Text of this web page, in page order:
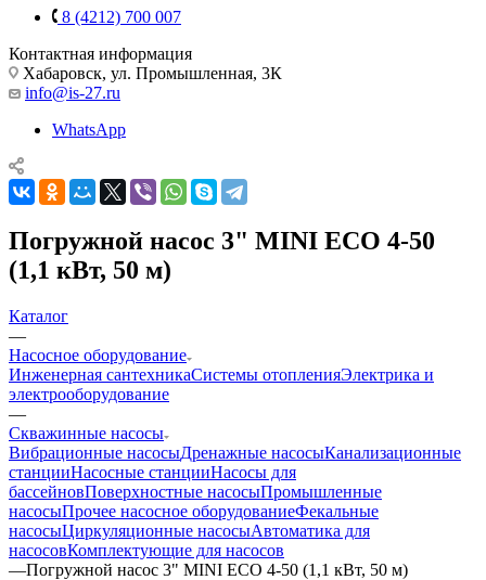
8 (4212) 700 007
Контактная информация
Хабаровск, ул. Промышленная, 3К
info@is-27.ru
WhatsApp
Погружной насос 3" MINI ECO 4-50
(1,1 кВт, 50 м)
Каталог
—
Насосное оборудование
Инженерная сантехникаСистемы отопленияЭлектрика и
электрооборудование
—
Скважинные насосы
Вибрационные насосыДренажные насосыКанализационные
станцииНасосные станцииНасосы для
бассейновПоверхностные насосыПромышленные
насосыПрочее насосное оборудованиеФекальные
насосыЦиркуляционные насосыАвтоматика для
насосовКомплектующие для насосов
—Погружной насос 3" MINI ECO 4-50 (1,1 кВт, 50 м)